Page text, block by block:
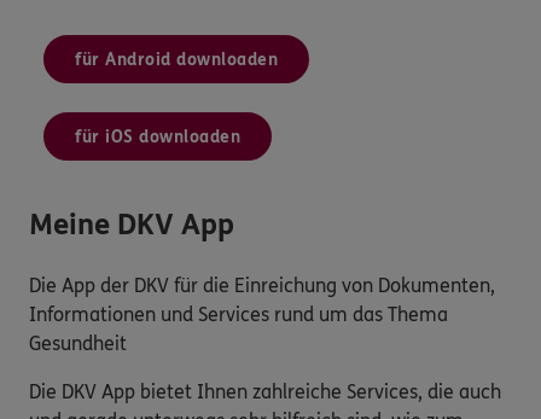
für Android downloaden
für iOS downloaden
Meine DKV App
Die App der DKV für die Einreichung von Dokumenten,
Informationen und Services rund um das Thema
Gesundheit
Die DKV App bietet Ihnen zahlreiche Services, die auch